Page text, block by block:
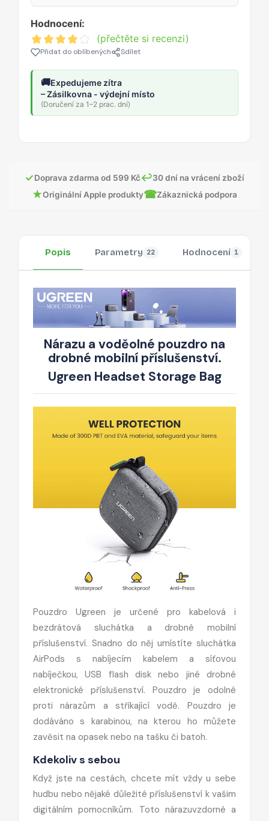
Hodnocení:
(přečtěte si recenzi)
Přidat do oblíbených Sdílet
🚚Expedujeme zítra
– Zásilkovna - výdejní místo
(Doručení za 1–2 prac. dní)
✓Doprava zdarma od 599 Kč↩30 dní na vrácení zboží
★Originální Apple produkty☎Zákaznická podpora
Popis Parametry 22 Hodnocení 1
Nárazu a voděolné pouzdro na
drobné mobilní příslušenství.
Ugreen Headset Storage Bag
Pouzdro Ugreen je určené pro kabelová i
bezdrátová sluchátka a drobné mobilní
příslušenství. Snadno do něj umístíte sluchátka
AirPods s nabíjecím kabelem a síťovou
nabíječkou, USB flash disk nebo jiné drobné
elektronické příslušenství. Pouzdro je odolné
proti nárazům a stříkající vodě. Pouzdro je
dodáváno s karabinou, na kterou ho můžete
zavěsit na opasek nebo na tašku či batoh.
Kdekoliv s sebou
Když jste na cestách, chcete mít vždy u sebe
hudbu nebo nějaké důležité příslušenství k vašim
digitálním pomocníkům. Toto nárazuvzdorné a